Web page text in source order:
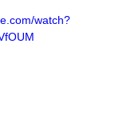
watch?